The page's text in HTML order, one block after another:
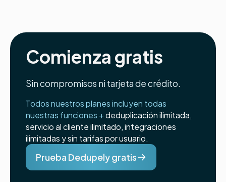
Comienza gratis
Sin compromisos ni tarjeta de crédito.
Todos nuestros planes incluyen todas
nuestras funciones + deduplicación ilimitada,
servicio al cliente ilimitado, integraciones
ilimitadas y sin tarifas por usuario.
Prueba Dedupely gratis